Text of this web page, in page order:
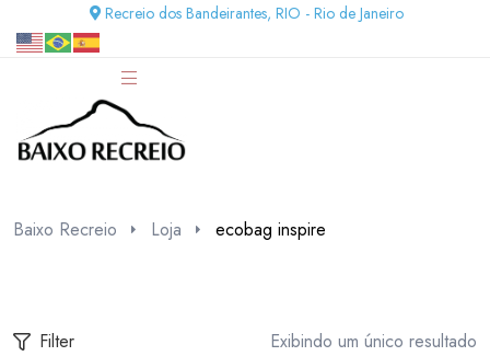
Recreio dos Bandeirantes, RIO - Rio de Janeiro
Baixo Recreio Loja ecobag inspire
Filter Exibindo um único resultado